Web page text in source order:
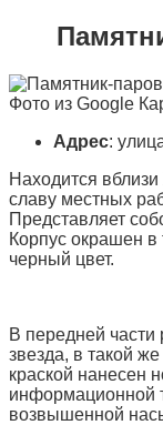
Фото из Google
Адрес:
Находится
славу местных
Представляет
Корпус окрашен
черный цвет.
В передней части
звезда, в такой
краской нанесен
информационной
возвышенной